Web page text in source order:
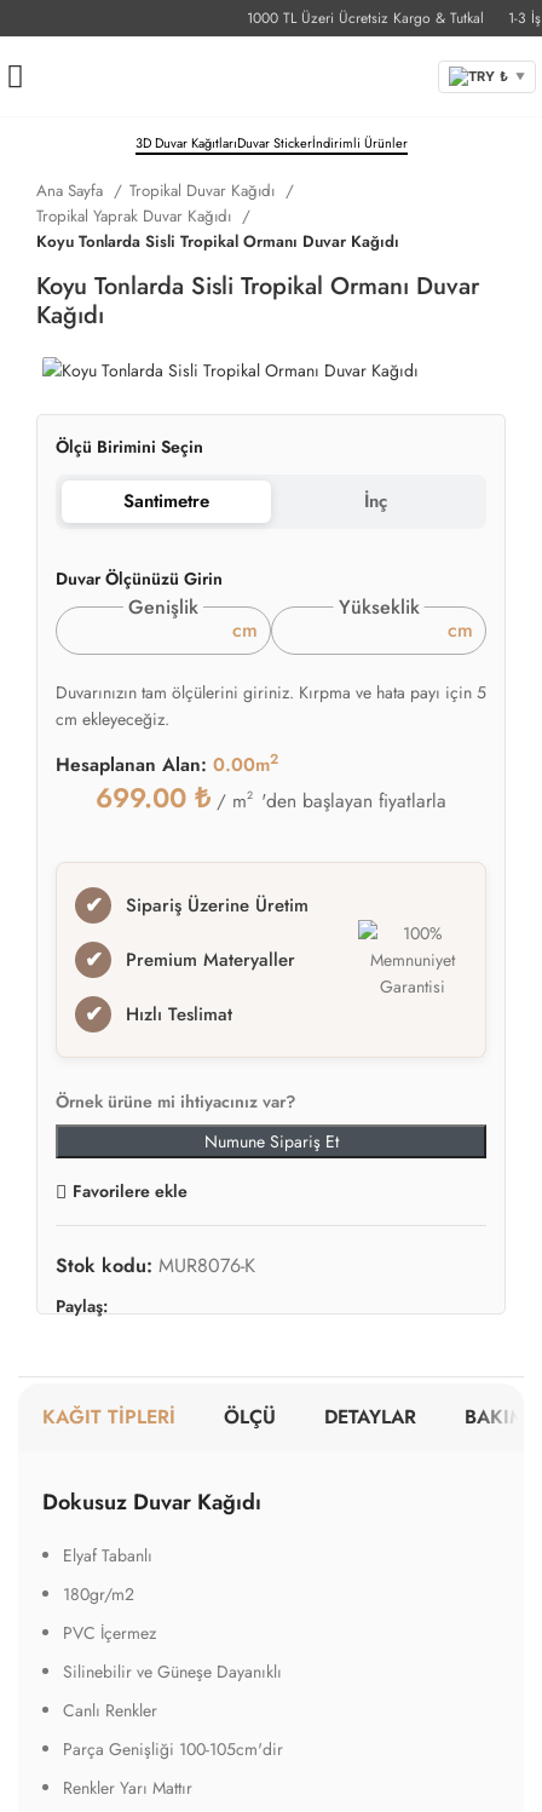
1000 TL Üzeri Ücretsiz Kargo & Tutkal 1-3 İş
TRY ₺ ▼
3D Duvar KağıtlarıDuvar Stickerİndirimli Ürünler
Ana Sayfa
Tropikal Duvar Kağıdı
Tropikal Yaprak Duvar Kağıdı
Koyu Tonlarda Sisli Tropikal Ormanı Duvar Kağıdı
Koyu Tonlarda Sisli Tropikal Ormanı Duvar
Kağıdı
Ölçü Birimini Seçin
Santimetre İnç
Duvar Ölçünüzü Girin
Genişlik
cm
Yükseklik
cm
Duvarınızın tam ölçülerini giriniz. Kırpma ve hata payı için 5
cm ekleyeceğiz.
Hesaplanan Alan: 0.00m2
699.00 ₺ / m2 'den başlayan fiyatlarla
✔ Sipariş Üzerine Üretim
✔ Premium Materyaller
✔ Hızlı Teslimat
Örnek ürüne mi ihtiyacınız var?
Numune Sipariş Et
Favorilere ekle
Stok kodu: MUR8076-K
Paylaş:
KAĞIT TİPLERİ ÖLÇÜ DETAYLAR BAKIM
Dokusuz Duvar Kağıdı
Elyaf Tabanlı
180gr/m2
PVC İçermez
Silinebilir ve Güneşe Dayanıklı
Canlı Renkler
Parça Genişliği 100-105cm'dir
Renkler Yarı Mattır